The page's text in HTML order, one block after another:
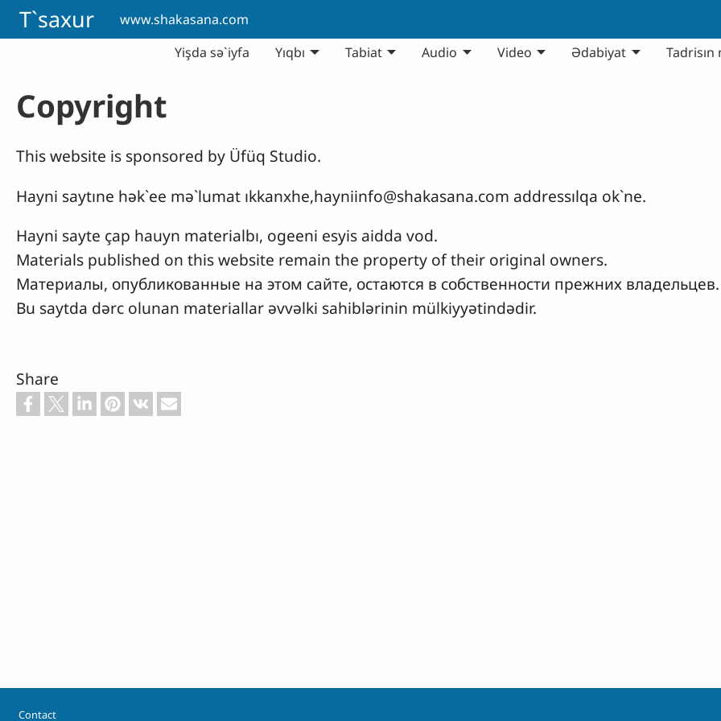
Skip to main content
T`saxur www.shakasana.com
Yişda sə`iyfa Yıqbı Tabiat Audio Video Ədabiyat Tadrisın
Copyright
This website is sponsored by Üfüq Studio.
Hayni saytıne hək`ee mə`lumat ıkkanxhe,hayniinfo@shakasana.com addressılqa ok`ne.
Hayni sayte çap hauyn materialbı, ogeeni esyis aidda vod.
Materials published on this website remain the property of their original owners.
Материалы, опубликованные на этом сайте, остаются в собственности прежних владельцев.
Bu saytda dərc olunan materiallar əvvəlki sahiblərinin mülkiyyətindədir.
Share
Footer
Contact